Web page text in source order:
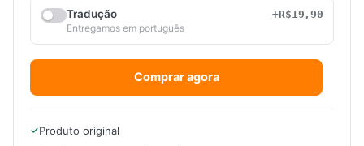
Tradução
+R$19,90
Entregamos em português
Comprar agora
Produto original